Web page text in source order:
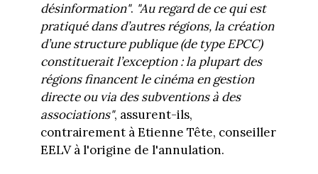
désinformation". "Au regard de ce qui est
pratiqué dans d’autres régions, la création
d’une structure publique (de type EPCC)
constituerait l’exception : la plupart des
régions financent le cinéma en gestion
directeou via des subventions à des
associations", assurent-ils,
contrairement à Etienne Tête, conseiller
EELV à l'origine de l'annulation.